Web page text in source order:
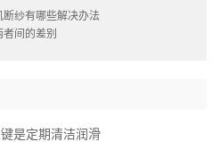
纱有哪些解决办法
间的差别
是定期清洁润滑